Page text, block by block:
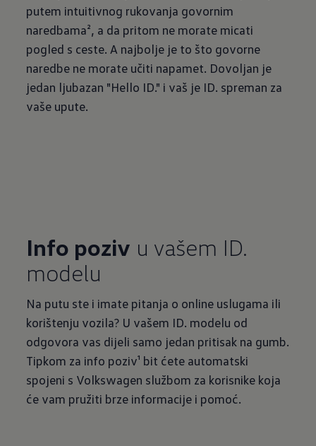
putem intuitivnog rukovanja govornim
naredbama², a da pritom ne morate micati
pogled s ceste. A najbolje je to što govorne
naredbe ne morate učiti napamet. Dovoljan je
jedan ljubazan "Hello ID." i vaš je ID. spreman za
vaše upute.
Info poziv u vašem ID.
modelu
Na putu ste i imate pitanja o online uslugama ili
korištenju vozila? U vašem ID. modelu od
odgovora vas dijeli samo jedan pritisak na gumb.
Tipkom za info poziv¹ bit ćete automatski
spojeni s Volkswagen službom za korisnike koja
će vam pružiti brze informacije i pomoć.